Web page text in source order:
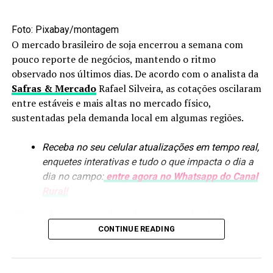
foi interrompido pelas restrições daquele período.
Os trabalhos foram retomados em 2023, com a
publicação da lei que instituiu o SIM conforme as
exigências do sistema nacional. Equipes do município
também visitaram São José do Rio Preto (SP), que já
integra o Sisbi, para conhecer o funcionamento do
modelo.
A partir disso, foram realizadas as adequações
necessárias na estrutura do serviço e nos
estabelecimentos que buscavam a certificação.
Uma das empresas habilitadas é um laticínio familiar que
Foto: Pixabay/montagem
O mercado brasileiro de soja encerrou a semana com
pouco reporte de negócios, mantendo o ritmo
observado nos últimos dias. De acordo com o analista da
Safras & MercadoRafael Silveira, as cotações oscilaram
entre estáveis e mais altas no mercado físico,
sustentadas pela demanda local em algumas regiões.
Receba no seu celular atualizações em tempo real,
enquetes interativas e tudo o que impacta o dia a
dia no campo: entre agora no Whatsapp do Canal
Rural!
em algumas praças, como Minas Gerais, movimento
também observado em outras regiões.
CONTINUE READING